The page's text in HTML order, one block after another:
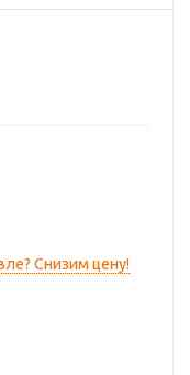
Снизим цену!